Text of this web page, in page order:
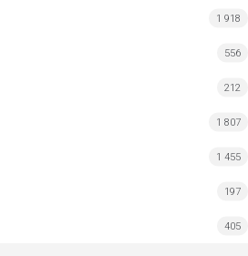
1 918
556
212
1 807
1 455
197
405